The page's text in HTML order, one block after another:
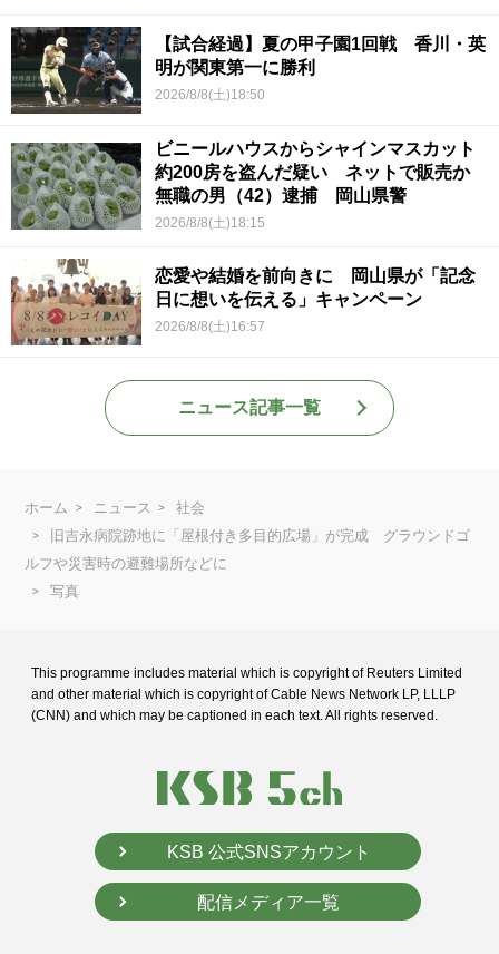
【試合経過】夏の甲子園1回戦 香川・英
明が関東第一に勝利
2026/8/8(土)18:50
ビニールハウスからシャインマスカット
約200房を盗んだ疑い ネットで販売か
無職の男（42）逮捕 岡山県警
2026/8/8(土)18:15
恋愛や結婚を前向きに 岡山県が「記念
日に想いを伝える」キャンペーン
2026/8/8(土)16:57
ニュース記事一覧
ホーム ニュース
社会
旧吉永病院跡地に「屋根付き多目的広場」が完成 グラウンドゴ
ルフや災害時の避難場所などに
写真
This programme includes material which is copyright of Reuters Limited
and other material which is copyright of Cable News Network LP, LLLP
(CNN) and which may be captioned in each text. All rights reserved.
KSB 公式SNSアカウント
配信メディア一覧